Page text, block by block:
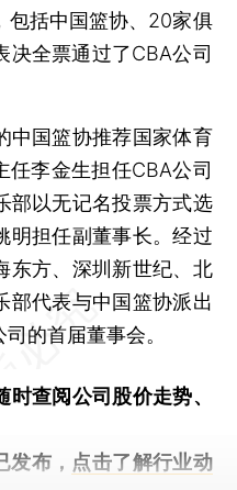
包括中国篮协、20家俱
决全票通过了CBA公司
国篮协推荐国家体育
任李金生担任CBA公司
部以无记名投票方式选
明担任副董事长。经过
东方、深圳新世纪、北
部代表与中国篮协派出
的首届董事会。
时查阅公司股价走势、
布， 点击了解行业动